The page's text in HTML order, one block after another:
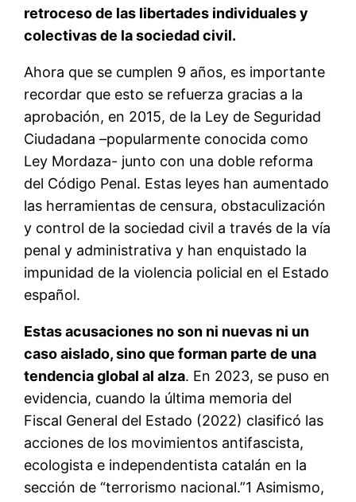
retroceso de las libertades individuales y
colectivas de la sociedad civil.
Ahora que se cumplen 9 años, es importante
recordar que esto se refuerza gracias a la
aprobación, en 2015, de la Ley de Seguridad
Ciudadana –popularmente conocida como
Ley Mordaza- junto con una doble reforma
del Código Penal. Estas leyes han aumentado
las herramientas de censura, obstaculización
y control de la sociedad civil a través de la vía
penal y administrativa y han enquistado la
impunidad de la violencia policial en el Estado
español.
Estas acusaciones no son ni nuevas ni un
caso aislado, sino que forman parte de una
tendencia global al alza. En 2023, se puso en
evidencia, cuando la última memoria del
Fiscal General del Estado (2022) clasificó las
acciones de los movimientos antifascista,
ecologista e independentista catalán en la
sección de “terrorismo nacional.”1 Asimismo,